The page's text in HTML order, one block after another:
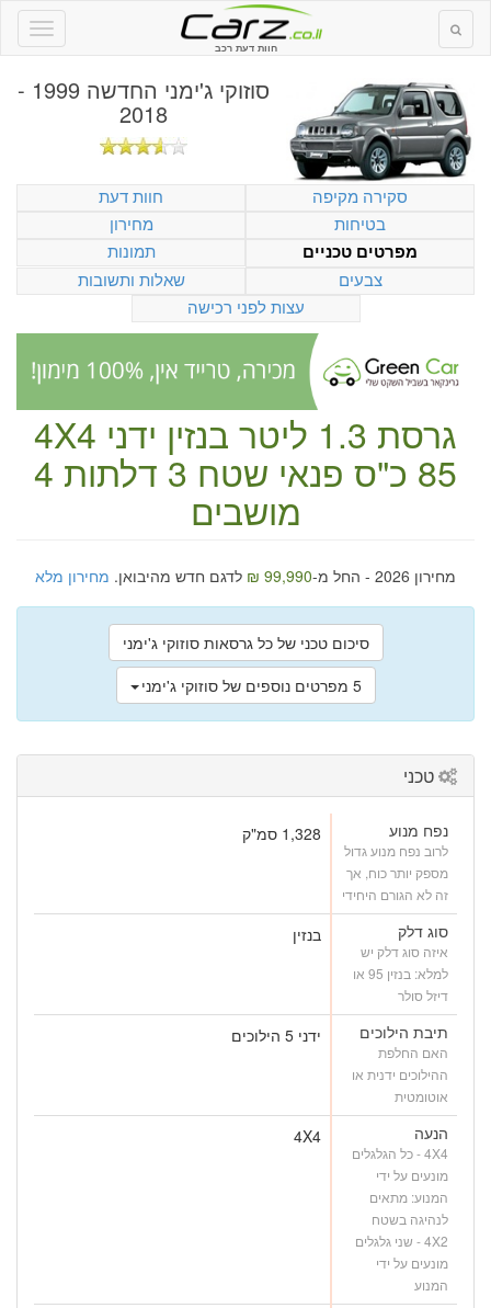
חוות דעת רכב
סוזוקי ג'ימני החדשה 1999 -
2018
סקירה מקיפה
חוות דעת
בטיחות
מחירון
מפרטים טכניים
תמונות
צבעים
שאלות ותשובות
עצות לפני רכישה
גרסת 1.3 ליטר בנזין ידני
85 כ"ס פנאי שטח 4
מושבים
מחירון 2026 - החל מ- 99,990 ₪ לדגם חדש מהיבואן. מחירון מלא
סיכום טכני של כל גרסאות סוזוקי ג'ימני
5 מפרטים נוספים של סוזוקי ג'ימני
טכני
נפח מנוע
לרוב נפח מנוע גדול
מספק יותר כוח, אך
זה לא הגורם היחידי
1,328 סמ"ק
סוג דלק
איזה סוג דלק יש
למלא: בנזין 95 או
דיזל סולר
בנזין
תיבת הילוכים
האם החלפת
ההילוכים ידנית או
אוטומטית
ידני 5 הילוכים
הנעה
4X4 - כל הגלגלים
מונעים על ידי
המנוע: מתאים
לנהיגה בשטח
4X2 - שני גלגלים
מונעים על ידי
המנוע
4X4